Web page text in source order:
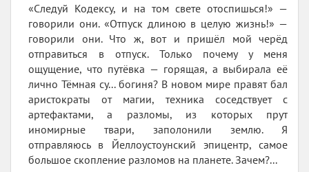
«Следуй Кодексу, и на том свете отоспишься!» —
говорили они. «Отпуск длиною в целую жизнь!» —
говорили они. Что ж, вот и пришёл мой черёд
отправиться в отпуск. Только почему у меня
ощущение, что путёвка — горящая, а выбирала её
лично Тёмная су... богиня? В новом мире правят бал
аристократы от магии, техника соседствует с
артефактами, а разломы, из которых прут
иномирные твари, заполонили землю. Я
отправляюсь в Йеллоустоунский эпицентр, самое
большое скопление разломов на планете. Зачем?...